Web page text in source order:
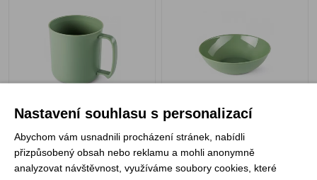
Skladem Skladem
Nastavení souhlasu s personalizací
Abychom vám usnadnili procházení stránek, nabídli
přizpůsobený obsah nebo reklamu a mohli anonymně
analyzovat návštěvnost, využíváme soubory cookies, které